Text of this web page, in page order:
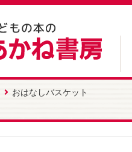
おはなしバスケット